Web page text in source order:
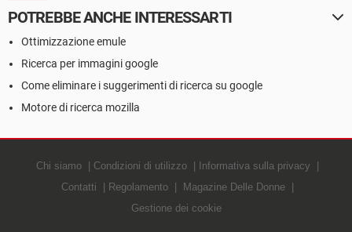
POTREBBE ANCHE INTERESSARTI
Ottimizzazione emule
Ricerca per immagini google
Come eliminare i suggerimenti di ricerca su google
Motore di ricerca mozilla
Chi siamo Condizioni di utilizzo
Informativa sulla privacy
Contatti
Regolamento
Magazine Delle Donne
Gestione dei cookie